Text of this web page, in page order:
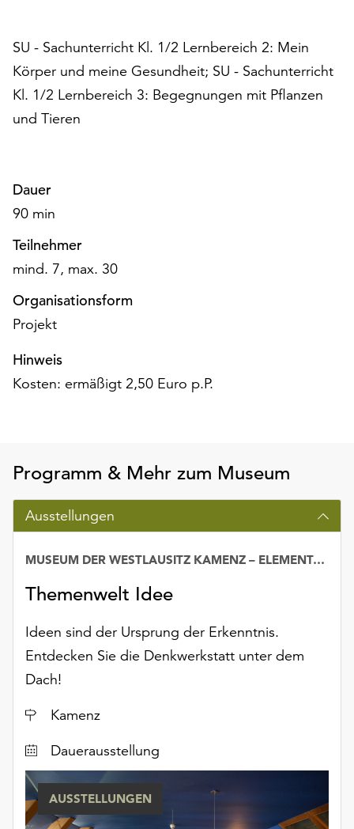
Ende
der
Seite
die
Schaltfläche
Verfügung.
Funktionale
werden
auch
Ihr
Einverständnis
weiterhin
ausgeführt.
Möchten
anpassen,
Sie
die
über
die
Schaltfläche
Weitere
Informationen
finden
Sie
unserer
Datenschutzerklärung
oder
dem
Impressum
SU - Sachunterricht Kl. 1/2 Lernbereich 2: Mein
Körper und meine Gesundheit; SU - Sachunterricht
Kl. 1/2 Lernbereich 3: Begegnungen mit Pflanzen
und Tieren
Dauer
90 min
Teilnehmer
mind. 7, max. 30
Organisationsform
Projekt
Hinweis
Kosten: ermäßigt 2,50 Euro p.P.
Programm & Mehr zum Museum
Ausstellungen
Themenwelt Idee
MUSEUM DER WESTLAUSITZ KAMENZ – ELEMENTARIUM
Ideen sind der Ursprung der Erkenntnis.
Entdecken Sie die Denkwerkstatt unter dem
Dach!
Ort
Kamenz
Datum
Dauerausstellung
AUSSTELLUNGEN